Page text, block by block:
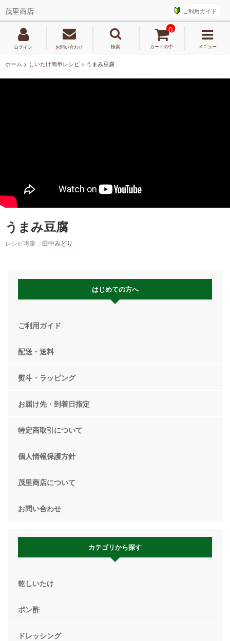
茂里商店 ご利用ガイド
ログイン お問い合わせ 検索 カートの中
0
メニュー
ホーム > しいたけ簡単レシピ > うまみ豆腐
うまみ豆腐
レシピ考案： 田中みどり
はじめての方へ
ご利用ガイド
配送・送料
熨斗・ラッピング
お届け先・到着日指定
特定商取引について
個人情報保護方針
茂里商店について
お問い合わせ
カテゴリから探す
乾しいたけ
ポン酢
ドレッシング